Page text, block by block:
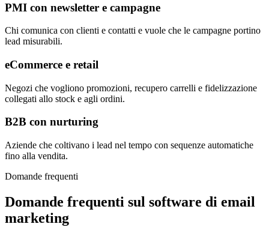
PMI con newsletter e campagne
Chi comunica con clienti e contatti e vuole che le campagne portino
lead misurabili.
eCommerce e retail
Negozi che vogliono promozioni, recupero carrelli e fidelizzazione
collegati allo stock e agli ordini.
B2B con nurturing
Aziende che coltivano i lead nel tempo con sequenze automatiche
fino alla vendita.
Domande frequenti
Domande frequenti sul software di email
marketing